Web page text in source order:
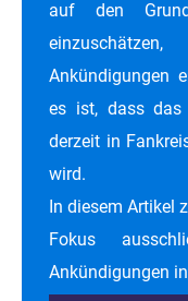
auf den
Ankündigungen
es ist, dass das
derzeit in
wird.
In diesem Artikel
Fokus
Ankündigungen